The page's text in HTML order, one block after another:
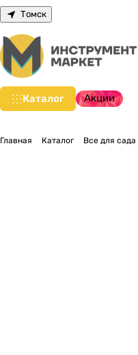
Томск
Каталог Акции
Главная Каталог Все для сада